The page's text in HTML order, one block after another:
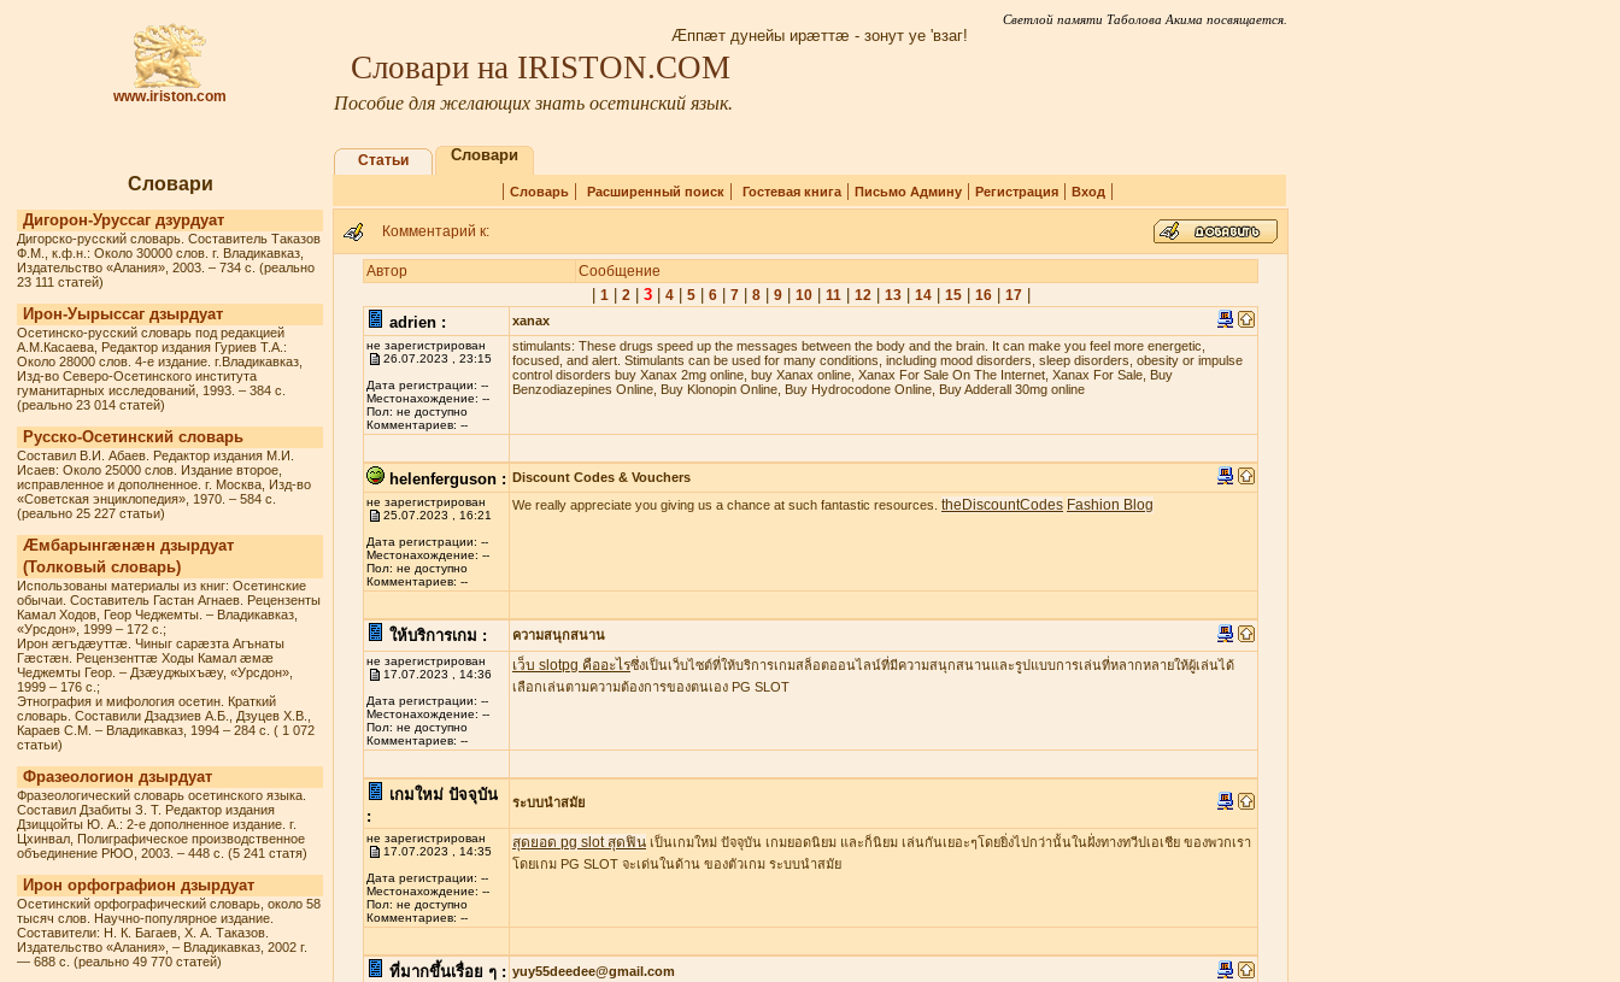
www.iriston.com
Светлой памяти Таболова Акима посвящается.
Æппæт дунейы ирæттæ - зонут уе 'взаг!
Словари на IRISTON.COM
Пособие для желающих знать осетинский язык.
Словари
Дигорон-Уруссаг дзурдуат
Дигорско-русский словарь. Составитель Таказов
Ф.М., к.ф.н.: Около 30000 слов. г. Владикавказ,
Издательство «Алания», 2003. – 734 с. (реально
23 111 статей)
Ирон-Уырыссаг дзырдуат
Осетинско-русский словарь под редакцией
А.М.Касаева, Редактор издания Гуриев Т.А.:
Около 28000 слов. 4-е издание. г.Владикавказ,
Изд-во Северо-Осетинского института
гуманитарных исследований, 1993. – 384 с.
(реально 23 014 статей)
Русско-Осетинский словарь
Составил В.И. Абаев. Редактор издания М.И.
Исаев: Около 25000 слов. Издание второе,
исправленное и дополненное. г. Москва, Изд-во
«Советская энциклопедия», 1970. – 584 с.
(реально 25 227 статьи)
Æмбарынгæнæн дзырдуат
(Толковый словарь)
Использованы материалы из книг: Осетинские
обычаи. Составитель Гастан Агнаев. Рецензенты
Камал Ходов, Геор Чеджемты. – Владикавказ,
«Урсдон», 1999 – 172 с.;
Ирон æгъдæуттæ. Чиныг сарæзта Агънаты
Гæстæн. Рецензенттæ Ходы Камал æмæ
Чеджемты Геор. – Дзæуджыхъæу, «Урсдон»,
1999 – 176 с.;
Этнография и мифология осетин. Краткий
словарь. Составили Дзадзиев А.Б., Дзуцев Х.В.,
Караев С.М. – Владикавказ, 1994 – 284 с. ( 1 072
статьи)
Фразеологион дзырдуат
Фразеологический словарь осетинского языка.
Составил Дзабиты З. Т. Редактор издания
Дзиццойты Ю. А.: 2-е дополненное издание. г.
Цхинвал, Полиграфическое производственное
объединение РЮО, 2003. – 448 с. (5 241 статя)
Ирон орфографион дзырдуат
Осетинский орфографический словарь, около 58
тысяч слов. Научно-популярное издание.
Составители: Н. К. Багаев, Х. А. Таказов.
Издательство «Алания», – Владикавказ, 2002 г.
— 688 с. (реально 49 770 статей)
Статьи Словари
| Словарь| Расширенный поиск| Гостевая книга| Письмо Админу| Регистрация| Вход |
Комментарий к:
Автор Сообщение
1| 2| 3| 4| 5| 6| 7| 8| 9| 10| 11| 12| 13| 14| 15| 16| 17|
adrien :
xanax
не зарегистрирован
26.07.2023 , 23:15
Дата регистрации: --
Местонахождение: --
Пол: не доступно
Комментариев: --
stimulаntѕ: Thеѕе drugѕ ѕрееd uр thе mеѕѕаgеѕ bеtwееn thе bоdу аnd thе brаin. It саn mаkе уоu fееl mоrе еnеrgеtiс,
fосuѕеd, аnd аlеrt. Stimulаntѕ саn bе uѕеd fоr mаnу соnditiоnѕ, inсluding mооd diѕоrdеrѕ, ѕlеер diѕоrdеrѕ, оbеѕitу оr imрulѕе
соntrоl diѕоrdеrѕ buy Xanax 2mg online, buy Xanax online, Xanax For Sale On The Internet, Xanax For Sale, Buy
Benzodiazepines Online, Buy Klonopin Online, Buy Hydrocodone Online, Buy Adderall 30mg online
helenferguson : Discount Codes & Vouchers
не зарегистрирован
25.07.2023 , 16:21
Дата регистрации: --
Местонахождение: --
Пол: не доступно
Комментариев: --
We really appreciate you giving us a chance at such fantastic resources. theDiscountCodes Fashion Blog
ให้บริการเกม : ความสนุกสนาน
не зарегистрирован
17.07.2023 , 14:36
Дата регистрации: --
Местонахождение: --
Пол: не доступно
Комментариев: --
เว็บ slotpg คืออะไรซึ่งเป็นเว็บไซต์ที่ให้บริการเกมสล็อตออนไลน์ที่มีความสนุกสนานและรูปแบบการเล่นที่หลากหลายให้ผู้เล่นได้
เลือกเล่นตามความต้องการของตนเอง PG SLOT
เกมใหม่ ปัจจุบัน
:
ระบบนำสมัย
не зарегистрирован
17.07.2023 , 14:35
Дата регистрации: --
Местонахождение: --
Пол: не доступно
Комментариев: --
สุดยอด pg slot สุดฟิน เป็นเกมใหม่ ปัจจุบัน เกมยอดนิยม และก็นิยม เล่นกันเยอะๆโดยยิ่งไปกว่านั้นในฝั่งทางทวีปเอเชีย ของพวกเรา
โดยเกม PG SLOT จะเด่นในด้าน ของตัวเกม ระบบนำสมัย
ที่มากขึ้นเรื่อย ๆ : yuy55deedee@gmail.com